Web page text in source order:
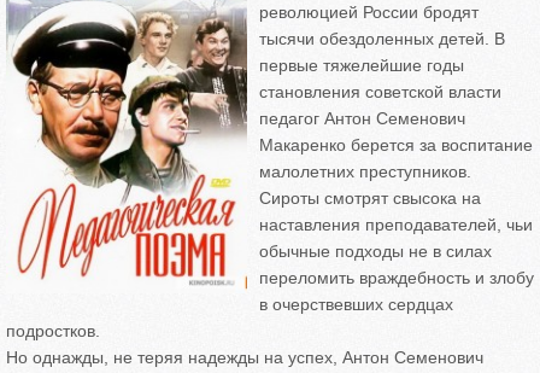
революцией России бродят
тысячи обездоленных детей. В
первые тяжелейшие годы
становления советской власти
педагог Антон Семенович
Макаренко берется за воспитание
малолетних преступников.
Сироты смотрят свысока на
наставления преподавателей, чьи
обычные подходы не в силах
переломить враждебность и злобу
в очерствевших сердцах
подростков.
Но однажды, не теряя надежды на успех, Антон Семенович